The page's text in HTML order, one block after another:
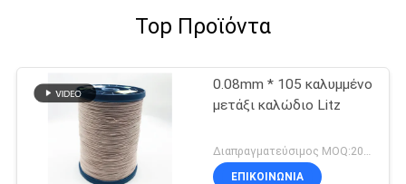
Top Προϊόντα
0.08mm * 105 καλυμμένο
μετάξι καλώδιο Litz
Διαπραγματεύσιμος MOQ:20 χιλιόγραμμο/χιλιόγραμμα
ΕΠΙΚΟΙΝΩΝΙΑ